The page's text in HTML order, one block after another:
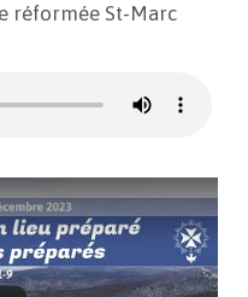
réformée St-Marc